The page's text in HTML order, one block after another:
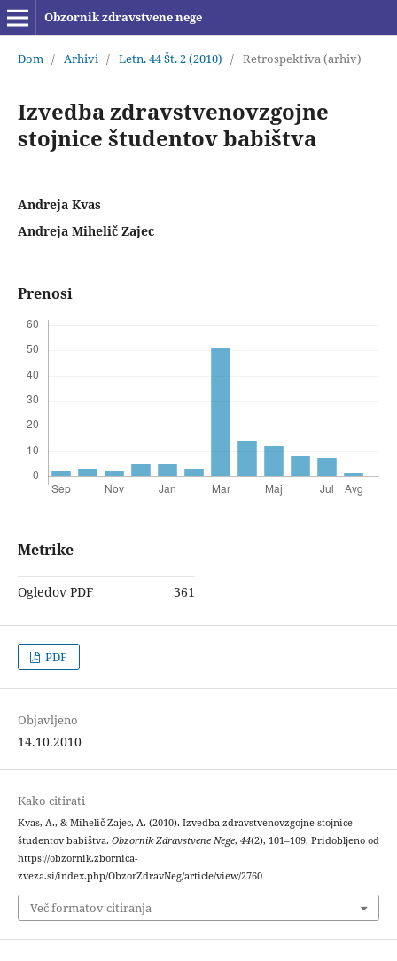
Obzornik zdravstvene nege
Dom / Arhivi / Letn. 44 Št. 2 (2010) / Retrospektiva (arhiv)
Izvedba zdravstvenovzgojne
stojnice študentov babištva
Andreja Kvas
Andreja Mihelič Zajec
Prenosi
Metrike
Ogledov PDF 361
PDF
Objavljeno
14.10.2010
Kako citirati
Kvas, A., & Mihelič Zajec, A. (2010). Izvedba zdravstvenovzgojne stojnice
študentov babištva. Obzornik Zdravstvene Nege, 44(2), 101–109. Pridobljeno od
https://obzornik.zbornica-
zveza.si/index.php/ObzorZdravNeg/article/view/2760
Več formatov citiranja